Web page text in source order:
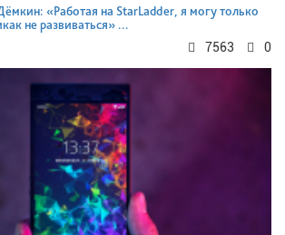
«Работая на StarLadder, я могу только
не развиваться» ...
0
7563